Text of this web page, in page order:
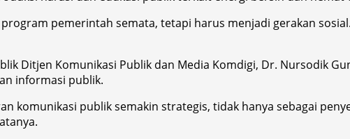
pemerintah semata, tetapi harus menjadi gerakan
Ditjen Komunikasi Publik dan Media Komdigi, Dr. Nursodik
informasi publik.
komunikasi publik semakin strategis, tidak hanya sebagai